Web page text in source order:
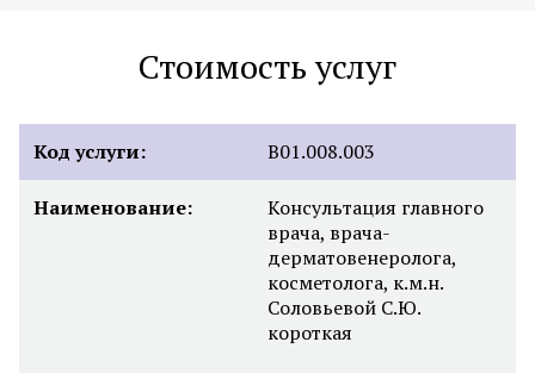
Стоимость услуг
Код услуги: B01.008.003
Наименование:
Консультация главного
врача, врача-
дерматовенеролога,
косметолога, к.м.н.
Соловьевой С.Ю.
короткая